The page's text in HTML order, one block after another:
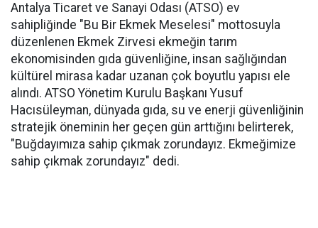
Antalya Ticaret ve Sanayi Odası (ATSO) ev
sahipliğinde "Bu Bir Ekmek Meselesi" mottosuyla
düzenlenen Ekmek Zirvesi ekmeğin tarım
ekonomisinden gıda güvenliğine, insan sağlığından
kültürel mirasa kadar uzanan çok boyutlu yapısı ele
alındı. ATSO Yönetim Kurulu Başkanı Yusuf
Hacısüleyman, dünyada gıda, su ve enerji güvenliğinin
stratejik öneminin her geçen gün arttığını belirterek,
"Buğdayımıza sahip çıkmak zorundayız. Ekmeğimize
sahip çıkmak zorundayız" dedi.